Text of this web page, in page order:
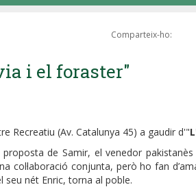
Comparteix-ho:
i el foraster"
Recreatiu (Av. Catalunya 45) a gaudir d'"
de Samir, el venedor
col·laboració conjunta, però ho fan
seu nét Enric, torna al poble.